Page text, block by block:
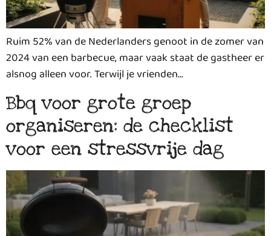
Ruim 52% van de Nederlanders genoot in de zomer van
2024 van een barbecue, maar vaak staat de gastheer er
alsnog alleen voor. Terwijl je vrienden…
Bbq voor grote groep
organiseren: de checklist
voor een stressvrije dag